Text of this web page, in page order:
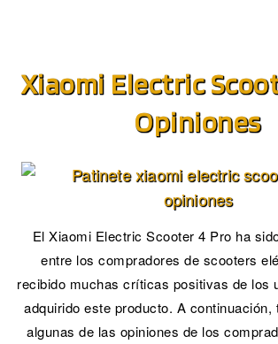
Xiaomi Electric
Opiniones
El Xiaomi Electric Scooter 4 Pro ha
entre los compradores de scooters
recibido muchas críticas positivas de los
adquirido este producto. A continuación,
algunas de las opiniones de los